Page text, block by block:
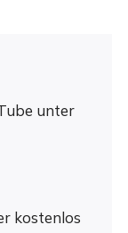
unter
kostenlos